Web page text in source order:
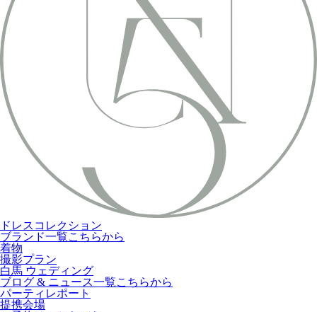
ドレスコレクション
ブランド一覧こちらから
着物
撮影プラン
白馬 ウェディング
ブログ & ニュース一覧こちらから
パーティレポート
提携会場